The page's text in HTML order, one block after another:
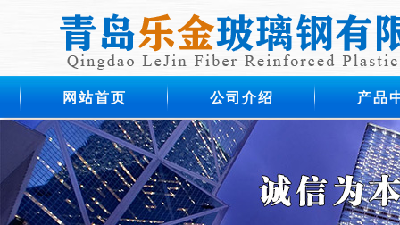
网站首页 公司介绍 产品